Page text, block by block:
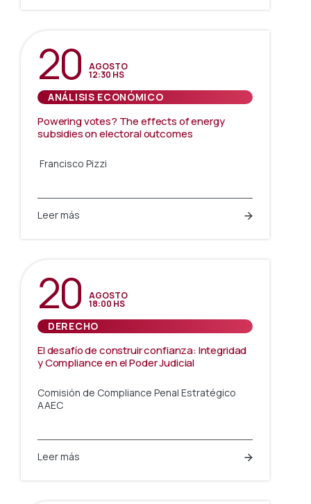
20 AGOSTO
12:30 HS
ANÁLISIS ECONÓMICO
Powering votes? The effects of energy
subsidies on electoral outcomes
Francisco Pizzi
Leer más
20 AGOSTO
18:00 HS
DERECHO
El desafío de construir confianza: Integridad
y Compliance en el Poder Judicial
Comisión de Compliance Penal Estratégico
AAEC
Leer más